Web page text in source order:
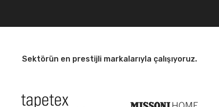
Sektörün en prestijli markalarıyla çalışıyoruz.